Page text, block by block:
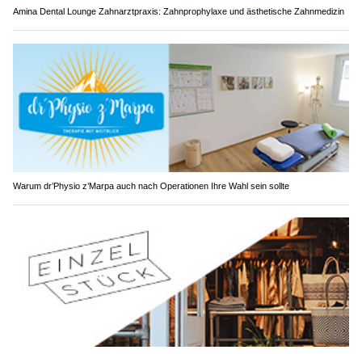
Amina Dental Lounge Zahnarztpraxis: Zahnprophylaxe und ästhetische Zahnmedizin
Warum dr’Physio z’Marpa auch nach Operationen Ihre Wahl sein sollte